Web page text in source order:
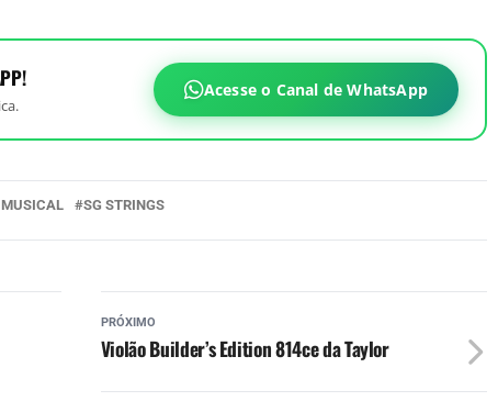
Acesse o Canal de WhatsApp
SG STRINGS
PRÓXIMO
Violão Builder’s Edition 814ce da Taylor